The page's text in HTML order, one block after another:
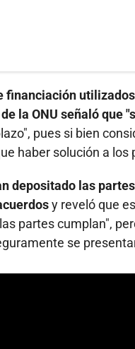
la ONU señaló que
pues si bien
haber solución a
depositado las
y reveló que
partes cumplan",
se